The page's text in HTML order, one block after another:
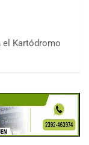
el Kartódromo